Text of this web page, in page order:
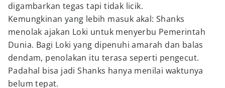
digambarkan tegas tapi tidak licik.
Kemungkinan yang lebih masuk akal: Shanks
menolak ajakan Loki untuk menyerbu Pemerintah
Dunia. Bagi Loki yang dipenuhi amarah dan balas
dendam, penolakan itu terasa seperti pengecut.
Padahal bisa jadi Shanks hanya menilai waktunya
belum tepat.